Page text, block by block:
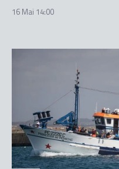
16 Mai 14:00